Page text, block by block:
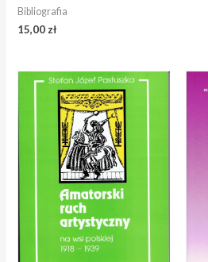
Bibliografia
15,00 zł